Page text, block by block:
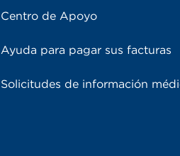
Centro de Apoyo
Ayuda para pagar sus facturas
Solicitudes de información